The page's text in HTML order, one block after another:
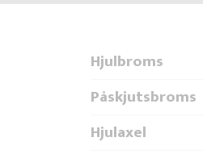
Hjulbroms
Påskjutsbroms
Hjulaxel